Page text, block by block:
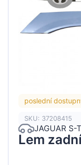
poslední
SKU: 37208415
JAGUAR S-
Lem